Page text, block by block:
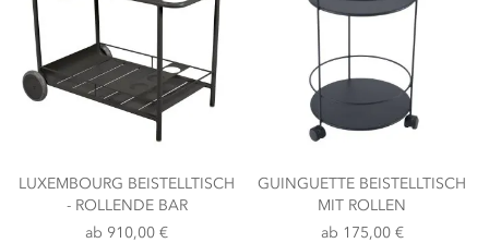
LUXEMBOURG BEISTELLTISCH
- ROLLENDE BAR
ab 910,00 €
GUINGUETTE BEISTELLTISCH
MIT ROLLEN
ab 175,00 €